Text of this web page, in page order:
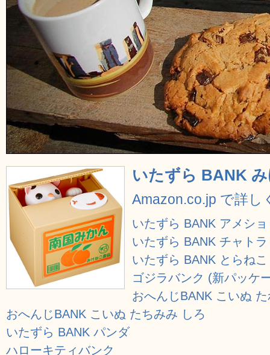
いたずら BANK
Amazon.co.jp で詳し
いたずら BANK アメショ
いたずら BANK チャトラ
いたずら BANK とらねこ
ゴジラバンク (新パッケ
おへんじBANK こいぬ
おへんじBANK こいぬ たちみみ しろ
いたずら BANK パンダ
ハローキティバンク